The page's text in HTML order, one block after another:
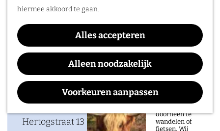
hiermee akkoord te gaan.
Alles accepteren
Alleen noodzakelijk
Voorkeuren aanpassen
i
e
e
Routeplanner
Natuurgebieden
in het Rijk van
natuur in het Rijk
van Nijmegen is
doorheen te
wandelen of
fietsen. Wij
Waar:
Merleyn
woensdag 16 september
Contact
Merleyn
Hertogstraat 13